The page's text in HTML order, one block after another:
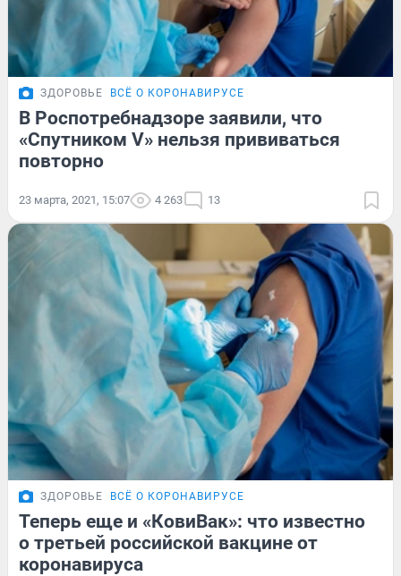
ЗДОРОВЬЕ ВСЁ О КОРОНАВИРУСЕ
В Роспотребнадзоре заявили, что
«Спутником V» нельзя прививаться
повторно
23 марта, 2021, 15:07 4 263 13
ЗДОРОВЬЕ ВСЁ О КОРОНАВИРУСЕ
Теперь еще и «КовиВак»: что известно
о третьей российской вакцине от
коронавируса